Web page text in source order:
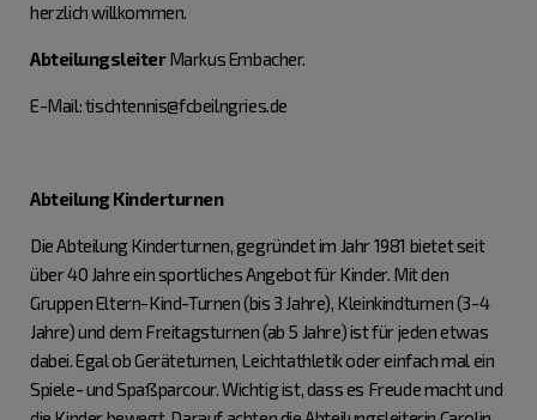
herzlich willkommen.
AbteilungsleiterMarkus Embacher.
E-Mail: tischtennis@fcbeilngries.de
Abteilung Kinderturnen
Die Abteilung Kinderturnen, gegründet im Jahr 1981 bietet seit
über 40 Jahre ein sportliches Angebot für Kinder. Mit den
Gruppen Eltern-Kind-Turnen (bis 3 Jahre), Kleinkindturnen (3-4
Jahre) und dem Freitagsturnen (ab 5 Jahre) ist für jeden etwas
dabei. Egal ob Geräteturnen, Leichtathletik oder einfach mal ein
Spiele- und Spaßparcour. Wichtig ist, dass es Freude macht und